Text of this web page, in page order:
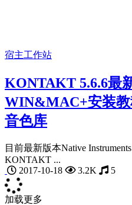
宿主工作站
KONTAKT 5.6.6最
WIN&MAC+安装
音色库
目前最新版本Native
KONTAKT ...
2017-10-18
3.2K 5
加载更多